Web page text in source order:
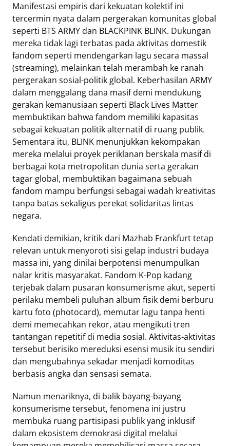
Manifestasi empiris dari kekuatan kolektif ini
tercermin nyata dalam pergerakan komunitas global
seperti BTS ARMY dan BLACKPINK BLINK. Dukungan
mereka tidak lagi terbatas pada aktivitas domestik
fandom seperti mendengarkan lagu secara massal
(streaming), melainkan telah merambah ke ranah
pergerakan sosial-politik global. Keberhasilan ARMY
dalam menggalang dana masif demi mendukung
gerakan kemanusiaan seperti Black Lives Matter
membuktikan bahwa fandom memiliki kapasitas
sebagai kekuatan politik alternatif di ruang publik.
Sementara itu, BLINK menunjukkan kekompakan
mereka melalui proyek periklanan berskala masif di
berbagai kota metropolitan dunia serta gerakan
tagar global, membuktikan bagaimana sebuah
fandom mampu berfungsi sebagai wadah kreativitas
tanpa batas sekaligus perekat solidaritas lintas
negara.
Kendati demikian, kritik dari Mazhab Frankfurt tetap
relevan untuk menyoroti sisi gelap industri budaya
massa ini, yang dinilai berpotensi menumpulkan
nalar kritis masyarakat. Fandom K-Pop kadang
terjebak dalam pusaran konsumerisme akut, seperti
perilaku membeli puluhan album fisik demi berburu
kartu foto (photocard), memutar lagu tanpa henti
demi memecahkan rekor, atau mengikuti tren
tantangan repetitif di media sosial. Aktivitas-aktivitas
tersebut berisiko mereduksi esensi musik itu sendiri
dan mengubahnya sekadar menjadi komoditas
berbasis angka dan sensasi semata.
Namun menariknya, di balik bayang-bayang
konsumerisme tersebut, fenomena ini justru
membuka ruang partisipasi publik yang inklusif
dalam ekosistem demokrasi digital melalui